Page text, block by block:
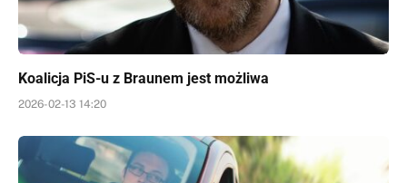
Koalicja PiS-u z Braunem jest możliwa
2026-02-13 14:20